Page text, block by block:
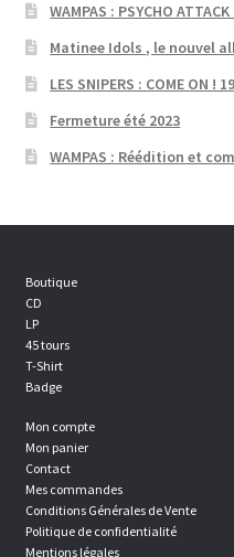
WAMPAS : PSYCHO ATTACK
Matinee Idols , le nouvel
LES SNIPERS : COME ON !
Fermeture été 2023
WAMPAS : Réédition et
Boutique
CD
LP
45 tours
T-Shirt
Badge
Mon compte
Mon panier
Contact
Mes commandes
Conditions Générales de Vente
Politique de confidentialité
Mentions légales